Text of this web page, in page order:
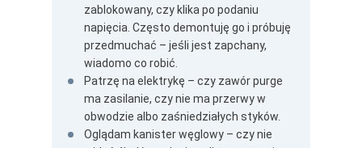
zablokowany, czy klika po podaniu
napięcia. Często demontuję go i próbuję
przedmuchać – jeśli jest zapchany,
wiadomo co robić.
Patrzę na elektrykę – czy zawór purge
ma zasilanie, czy nie ma przerwy w
obwodzie albo zaśniedziałych styków.
Oglądam kanister węglowy – czy nie